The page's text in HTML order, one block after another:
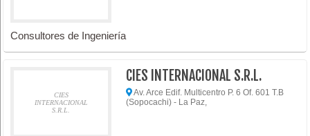
Consultores de Ingeniería
CIES
INTERNACIONAL
S.R.L.
CIES INTERNACIONAL S.R.L.
Av. Arce Edif. Multicentro P. 6 Of. 601 T.B
(Sopocachi) - La Paz,